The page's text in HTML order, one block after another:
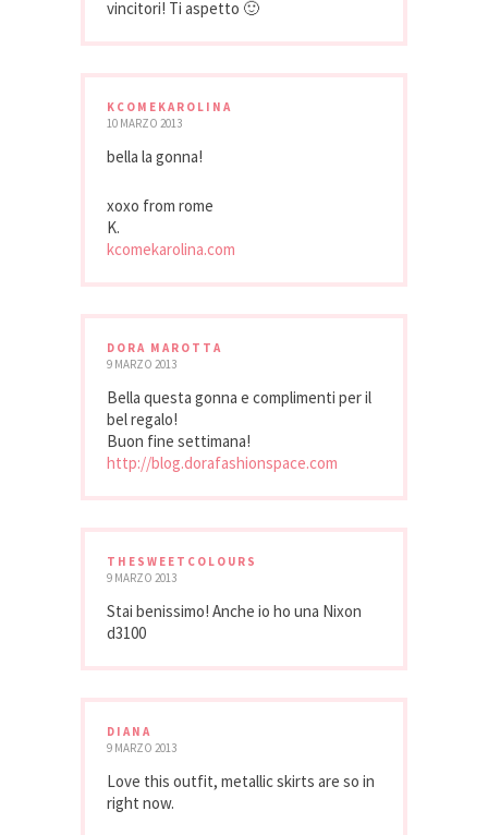
vincitori! Ti aspetto 🙂
KCOMEKAROLINA
10 MARZO 2013
bella la gonna!
xoxo from rome
K.
kcomekarolina.com
DORA MAROTTA
9 MARZO 2013
Bella questa gonna e complimenti per il
bel regalo!
Buon fine settimana!
http://blog.dorafashionspace.com
THESWEETCOLOURS
9 MARZO 2013
Stai benissimo! Anche io ho una Nixon
d3100
DIANA
9 MARZO 2013
Love this outfit, metallic skirts are so in
right now.